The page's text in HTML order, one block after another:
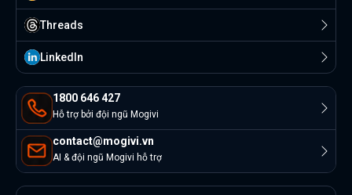
1800 646 427
Hỗ trợ bởi đội ngũ Mogivi
contact@mogivi.vn
AI & đội ngũ Mogivi hỗ trợ
Threads
Linkedln